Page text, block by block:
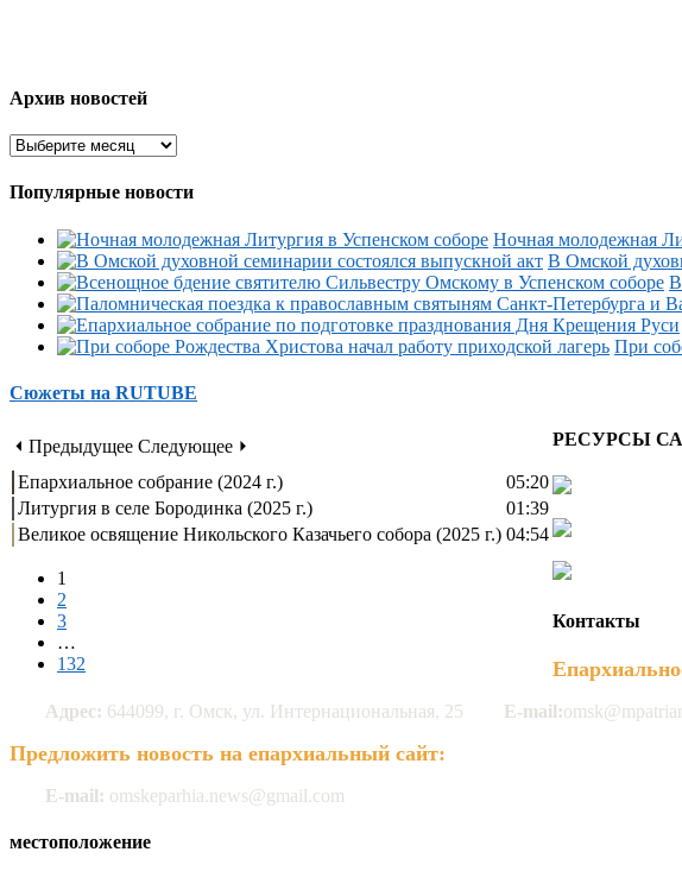
Архив новостей
Популярные новости
Ночная молодежная
В Омской
При
Сюжеты на RUTUBE
⏴ Предыдущее Следующее ⏵
Епархиальное собрание (2024 г.)
05:20
Литургия в селе Бородинка (2025 г.)
01:39
Великое освящение Никольского Казачьего собора (2025 г.) 04:54
1
2
3
…
132
РЕСУРСЫ
Контакты
Адрес: 644099, г. Омск, ул. Интернациональная, 25 E-mail:
Предложить новость на епархиальный сайт:
E-mail: omskeparhia.news@gmail.com
местоположение